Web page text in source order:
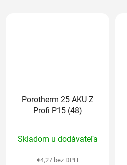
Porotherm 25 AKU Z
Profi P15 (48)
hodnotenie
produktu
Skladom u dodávateľa
€4,27 bez DPH